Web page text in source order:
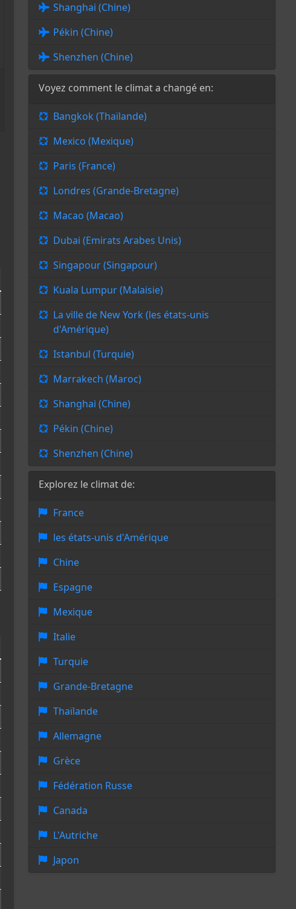
Shanghai (Chine)
Pékin (Chine)
Shenzhen (Chine)
Voyez comment le climat a changé en:
Bangkok (Thaïlande)
Mexico (Mexique)
Paris (France)
Londres (Grande-Bretagne)
Macao (Macao)
Dubai (Emirats Arabes Unis)
Singapour (Singapour)
Kuala Lumpur (Malaisie)
La ville de New York (les états-unis
d'Amérique)
Istanbul (Turquie)
Marrakech (Maroc)
Shanghai (Chine)
Pékin (Chine)
Shenzhen (Chine)
Explorez le climat de:
France
les états-unis d'Amérique
Chine
Espagne
Mexique
Italie
Turquie
Grande-Bretagne
Thaïlande
Allemagne
Grèce
Fédération Russe
Canada
L'Autriche
Japon